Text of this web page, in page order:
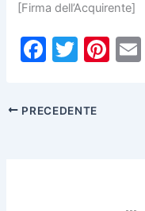
[Firma dell’Acquirente]
F
c
e
T
itt
er
Pi
PRECEDENTE